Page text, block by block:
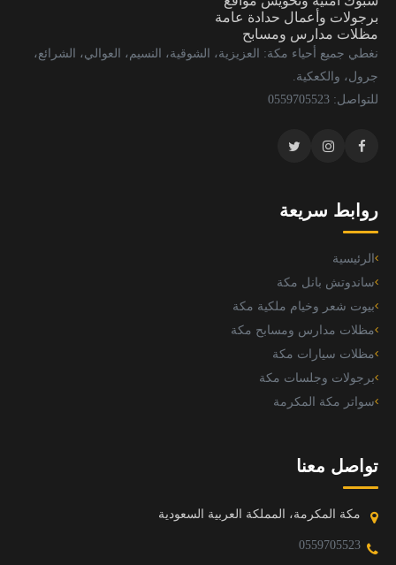
برجولات وأعمال حدادة عامة
مظلات مدارس ومسابح
نغطي جميع أحياء مكة: العزيزية، الشوقية، النسيم، العوالي، الشرائع،
جرول، والكعكية.
للتواصل: 0559705523
روابط سريعة
الرئيسية
ساندوتش بانل مكة
بيوت شعر وخيام ملكية مكة
مظلات مدارس ومسابح مكة
مظلات سيارات مكة
برجولات وجلسات مكة
سواتر مكة المكرمة
تواصل معنا
مكة المكرمة، المملكة العربية السعودية
0559705523